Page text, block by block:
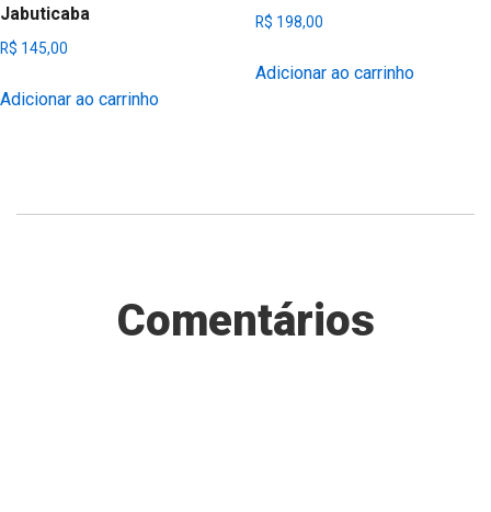
Jabuticaba
R$ 145,00
Adicionar ao carrinho
R$ 198,00
Adicionar ao carrinho
Comentários